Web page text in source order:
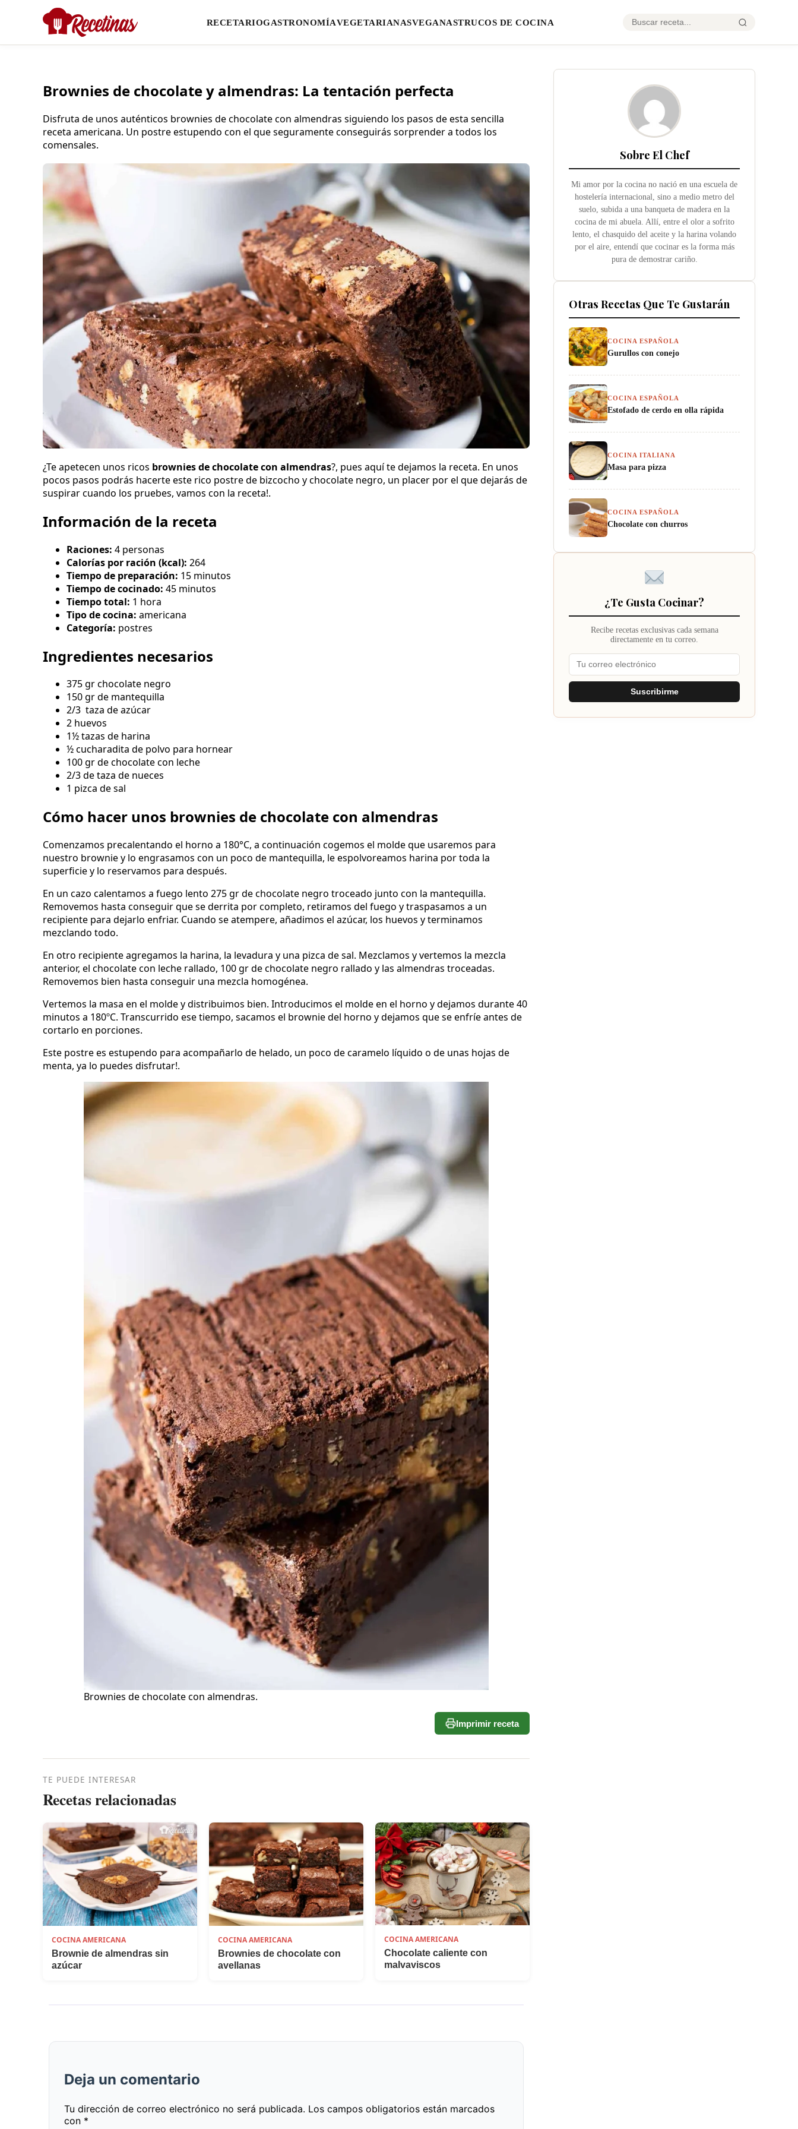
RECETARIOGASTRONOMÍAVEGETARIANASVEGANASTRUCOS DE COCINA
Brownies de chocolate y almendras: La tentación perfecta
Disfruta de unos auténticos brownies de chocolate con almendras siguiendo los pasos de esta sencilla
receta americana. Un postre estupendo con el que seguramente conseguirás sorprender a todos los
comensales.
¿Te apetecen unos ricos brownies de chocolate con almendras?, pues aquí te dejamos la receta. En unos
pocos pasos podrás hacerte este rico postre de bizcocho y chocolate negro, un placer por el que dejarás de
suspirar cuando los pruebes, vamos con la receta!.
Información de la receta
Raciones: 4 personas
Calorías por ración (kcal): 264
Tiempo de preparación: 15 minutos
Tiempo de cocinado: 45 minutos
Tiempo total: 1 hora
Tipo de cocina: americana
Categoría: postres
Ingredientes necesarios
375 gr chocolate negro
150 gr de mantequilla
2/3 taza de azúcar
2 huevos
1½ tazas de harina
½ cucharadita de polvo para hornear
100 gr de chocolate con leche
2/3 de taza de nueces
1 pizca de sal
Cómo hacer unos brownies de chocolate con almendras
Comenzamos precalentando el horno a 180°C, a continuación cogemos el molde que usaremos para
nuestro brownie y lo engrasamos con un poco de mantequilla, le espolvoreamos harina por toda la
superficie y lo reservamos para después.
En un cazo calentamos a fuego lento 275 gr de chocolate negro troceado junto con la mantequilla.
Removemos hasta conseguir que se derrita por completo, retiramos del fuego y traspasamos a un
recipiente para dejarlo enfriar. Cuando se atempere, añadimos el azúcar, los huevos y terminamos
mezclando todo.
En otro recipiente agregamos la harina, la levadura y una pizca de sal. Mezclamos y vertemos la mezcla
anterior, el chocolate con leche rallado, 100 gr de chocolate negro rallado y las almendras troceadas.
Removemos bien hasta conseguir una mezcla homogénea.
Vertemos la masa en el molde y distribuimos bien. Introducimos el molde en el horno y dejamos durante 40
minutos a 180ºC. Transcurrido ese tiempo, sacamos el brownie del horno y dejamos que se enfríe antes de
cortarlo en porciones.
Este postre es estupendo para acompañarlo de helado, un poco de caramelo líquido o de unas hojas de
menta, ya lo puedes disfrutar!.
Brownies de chocolate con almendras.
Imprimir receta
TE PUEDE INTERESAR
Recetas relacionadas
COCINA AMERICANA
Brownie de almendras sin
azúcar
COCINA AMERICANA
Brownies de chocolate con
avellanas
COCINA AMERICANA
Chocolate caliente con
malvaviscos
Deja un comentario
Tu dirección de correo electrónico no será publicada. Los campos obligatorios están marcados
con *
Sobre El Chef
Mi amor por la cocina no nació en una escuela de
hostelería internacional, sino a medio metro del
suelo, subida a una banqueta de madera en la
cocina de mi abuela. Allí, entre el olor a sofrito
lento, el chasquido del aceite y la harina volando
por el aire, entendí que cocinar es la forma más
pura de demostrar cariño.
Otras Recetas Que Te Gustarán
COCINA ESPAÑOLA
Gurullos con conejo
COCINA ESPAÑOLA
Estofado de cerdo en olla rápida
COCINA ITALIANA
Masa para pizza
COCINA ESPAÑOLA
Chocolate con churros
¿Te Gusta Cocinar?
Recibe recetas exclusivas cada semana
directamente en tu correo.
Suscribirme